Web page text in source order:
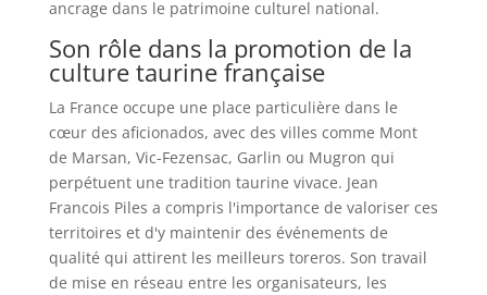
ancrage dans le patrimoine culturel national.
Son rôle dans la promotion de la
culture taurine française
La France occupe une place particulière dans le
cœur des aficionados, avec des villes comme Mont
de Marsan, Vic-Fezensac, Garlin ou Mugron qui
perpétuent une tradition taurine vivace. Jean
Francois Piles a compris l'importance de valoriser ces
territoires et d'y maintenir des événements de
qualité qui attirent les meilleurs toreros. Son travail
de mise en réseau entre les organisateurs, les